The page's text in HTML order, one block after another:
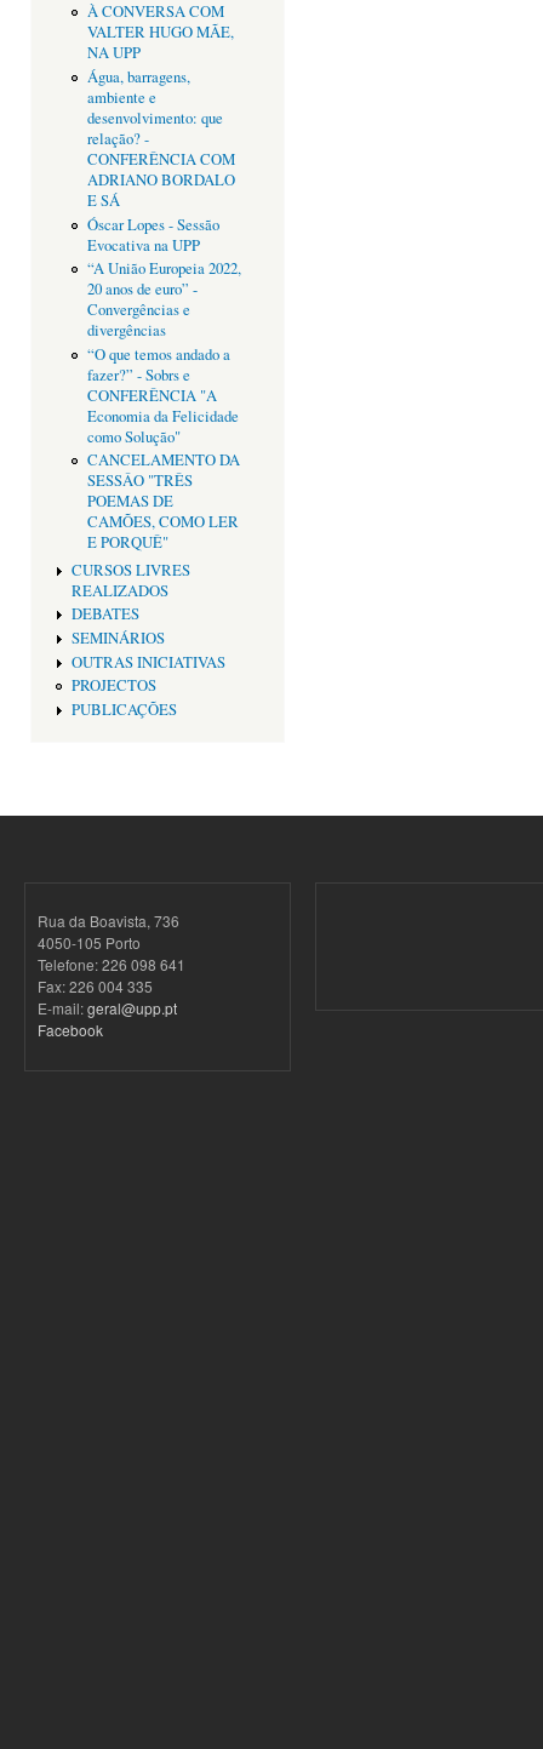
À CONVERSA COM
VALTER HUGO MÃE,
NA UPP
Água, barragens,
ambiente e
desenvolvimento: que
relação? -
CONFERÊNCIA COM
ADRIANO BORDALO
E SÁ
Óscar Lopes - Sessão
Evocativa na UPP
“A União Europeia 2022,
20 anos de euro” -
Convergências e
divergências
“O que temos andado a
fazer?” - Sobrs e
CONFERÊNCIA "A
Economia da Felicidade
como Solução"
CANCELAMENTO DA
SESSÂO "TRÊS
POEMAS DE
CAMÕES, COMO LER
E PORQUÊ"
CURSOS LIVRES
REALIZADOS
DEBATES
SEMINÁRIOS
OUTRAS INICIATIVAS
PROJECTOS
PUBLICAÇÕES
Rua da Boavista, 736
4050-105 Porto
Telefone: 226 098 641
Fax: 226 004 335
E-mail:geral@upp.pt
Facebook